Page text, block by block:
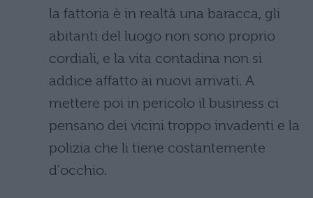
la fattoria è in realtà una baracca, gli
abitanti del luogo non sono proprio
cordiali, e la vita contadina non si
addice affatto ai nuovi arrivati. A
mettere poi in pericolo il business ci
pensano dei vicini troppo invadenti e la
polizia che li tiene costantemente
d'occhio.